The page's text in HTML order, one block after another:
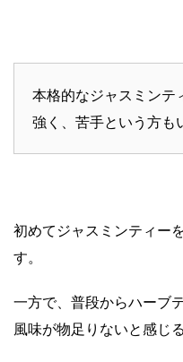
本格的なジャスミンテ
強く、苦手という方も
初めてジャスミンティー
す。
一方で、普段からハーブ
風味が物足りないと感じ